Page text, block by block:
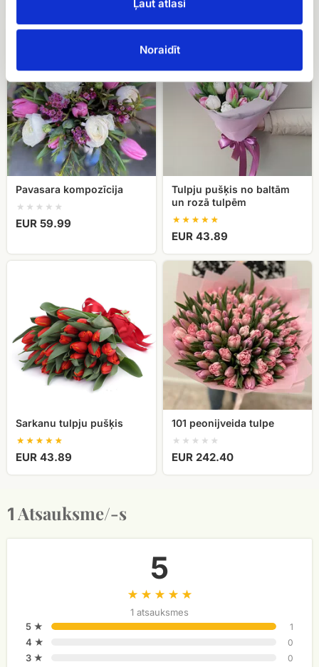
Ļaut atlasi
Noraidīt
EUR 59.99
Pavasara
Pavasara kompozīcija
EUR 59.99
Tulpju
pušķis
Tulpju pušķis no baltām
un rozā tulpēm
EUR 43.89
Sarkanu
Sarkanu tulpju pušķis
EUR 43.89
peonijveida
tulpe
101 peonijveida tulpe
EUR 242.40
1 Atsauksme/-s
5
1 atsauksmes
5 ★
1
4 ★ 0
3 ★ 0